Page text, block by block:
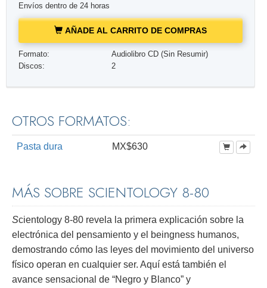
Envíos dentro de 24 horas
AÑADE AL CARRITO DE COMPRAS
Formato:
Audiolibro CD (Sin Resumir)
Discos:
2
OTROS FORMATOS:
Pasta dura MX$630
MÁS SOBRE SCIENTOLOGY 8-80
Scientology 8-80 revela la primera explicación sobre la
electrónica del pensamiento y el beingness humanos,
demostrando cómo las leyes del movimiento del universo
físico operan en cualquier ser. Aquí está también el
avance sensacional de “Negro y Blanco” y